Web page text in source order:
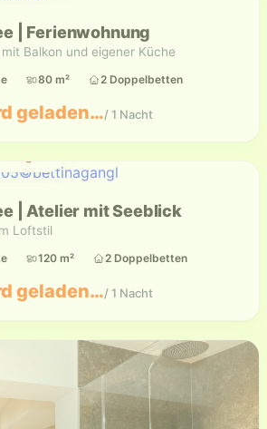
| Ferienwohnung
Balkon und eigener Küche
80 m² 2 Doppelbetten
geladen…/ 1 Nacht
| Atelier mit Seeblick
Loftstil
120 m² 2 Doppelbetten
geladen…/ 1 Nacht